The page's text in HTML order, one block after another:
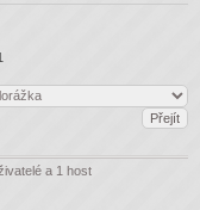
a 1 host